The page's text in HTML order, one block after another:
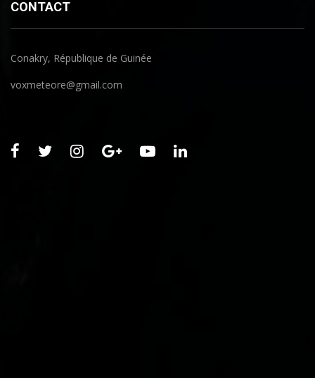
CONTACT
Conakry, République de Guinée
voxmeteore@gmail.com